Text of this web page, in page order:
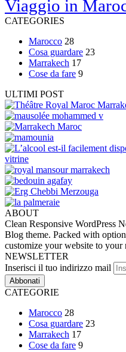
Viaggio in
CATEGORIES
Marocco 28
Cosa guardare 23
Marrakech 17
Cose da fare 9
ULTIMI POST
ABOUT
Clean Responsive WordPress
Blog theme. Packed with
customize your website to your
NEWSLETTER
Inserisci il tuo indirizzo mail
CATEGORIE
Marocco 28
Cosa guardare 23
Marrakech 17
Cose da fare 9